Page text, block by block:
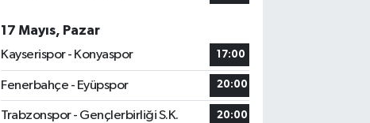
17 Mayıs, Pazar
Kayserispor - Konyaspor
17:00
Fenerbahçe - Eyüpspor 20:00
Trabzonspor - Gençlerbirliği S.K. 20:00